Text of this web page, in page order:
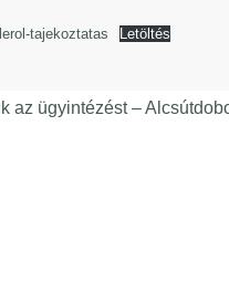
tajekoztatas Letöltés
az ügyintézést –